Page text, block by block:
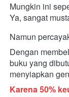
Mungkin ini
Ya, sangat
Namun
Dengan
buku yang
menyiapkan
Karena 50%